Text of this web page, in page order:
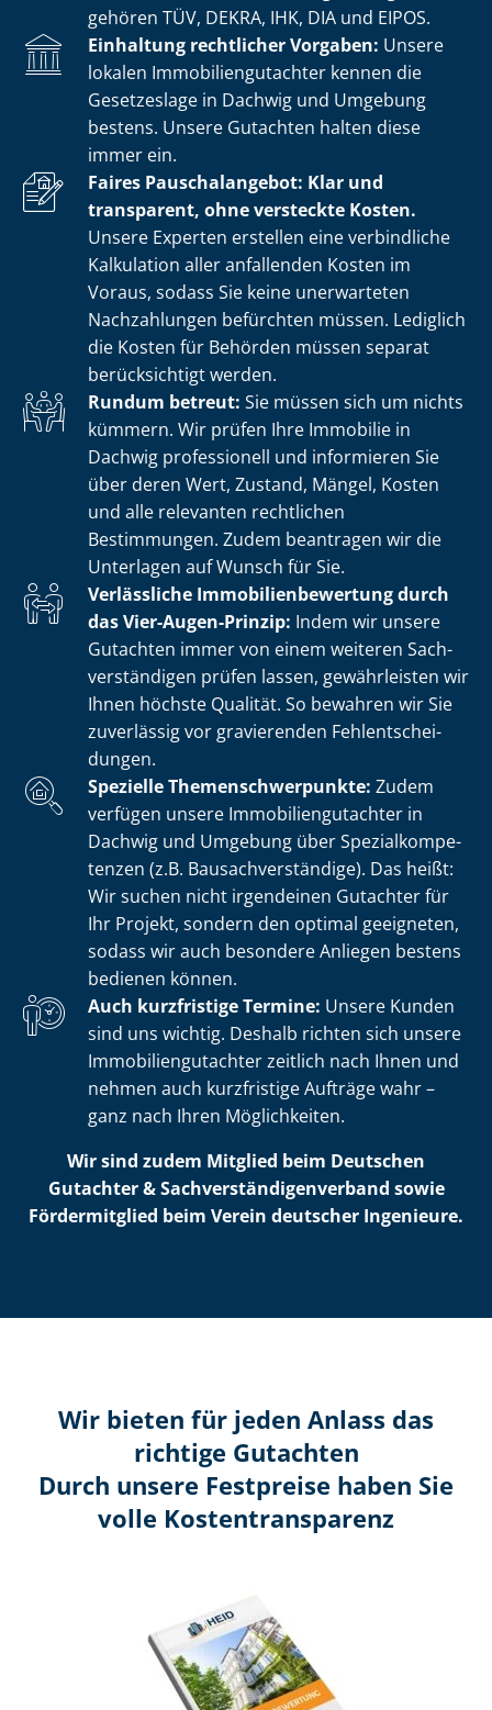
gehören TÜV, DEKRA, IHK, DIA und EIPOS.
Einhaltung rechtlicher Vorgaben: Unsere
lokalen Im­mo­bi­li­en­gut­ach­ter kennen die
Gesetzeslage in Dachwig und Umgebung
bestens. Unsere Gutachten halten diese
immer ein.
Faires Pauschalangebot: Klar und
transparent, ohne versteckte Kosten.
Unsere Experten erstellen eine verbindliche
Kalkulation aller anfallenden Kosten im
Voraus, sodass Sie keine unerwarteten
Nachzahlungen befürchten müssen. Lediglich
die Kosten für Behörden müssen separat
berücksichtigt werden.
Rundum betreut: Sie müssen sich um nichts
kümmern. Wir prüfen Ihre Immobilie in
Dachwig professionell und informieren Sie
über deren Wert, Zustand, Mängel, Kosten
und alle relevanten rechtlichen
Bestimmungen. Zudem beantragen wir die
Unterlagen auf Wunsch für Sie.
Verlässliche Im­mo­bi­li­en­be­wer­tung durch
das Vier-Augen-Prinzip: Indem wir unsere
Gutachten immer von einem weiteren Sach­
ver­stän­di­gen prüfen lassen, gewährleisten wir
Ihnen höchste Qualität. So bewahren wir Sie
zuverlässig vor gravierenden Fehl­ent­schei­
dun­gen.
Spezielle The­men­schwer­punk­te: Zudem
verfügen unsere Im­mo­bi­li­en­gut­ach­ter in
Dachwig und Umgebung über Spe­zi­al­kom­pe­
ten­zen (z.B. Bau­sach­ver­stän­di­ge). Das heißt:
Wir suchen nicht irgendeinen Gutachter für
Ihr Projekt, sondern den optimal geeigneten,
sodass wir auch besondere Anliegen bestens
bedienen können.
Auch kurzfristige Termine: Unsere Kunden
sind uns wichtig. Deshalb richten sich unsere
Im­mo­bi­li­en­gut­ach­ter zeitlich nach Ihnen und
nehmen auch kurzfristige Aufträge wahr –
ganz nach Ihren Möglichkeiten.
Wir sind zudem Mitglied beim Deutschen
Gutachter & Sach­ver­stän­di­gen­ver­band sowie
Fördermitglied beim Verein deutscher Ingenieure.
Wir bieten für jeden Anlass das
richtige Gutachten
Durch unsere Festpreise haben Sie
volle Kosten­transparenz